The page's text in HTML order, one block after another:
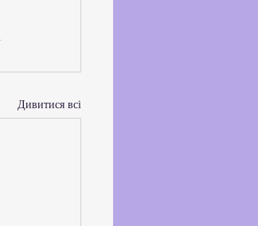
Дивитися всі